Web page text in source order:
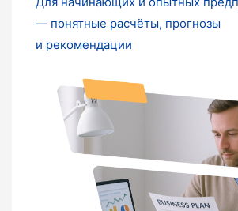
— понятные расчёты, прогнозы
и рекомендации